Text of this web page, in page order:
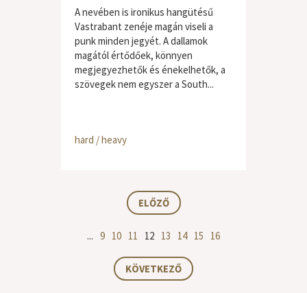
A nevében is ironikus hangütésű
Vastrabant zenéje magán viseli a
punk minden jegyét. A dallamok
magától értődőek, könnyen
megjegyezhetők és énekelhetők, a
szövegek nem egyszer a South...
hard / heavy
ELŐZŐ
... 9 10 11 12 13 14 15 16
KÖVETKEZŐ